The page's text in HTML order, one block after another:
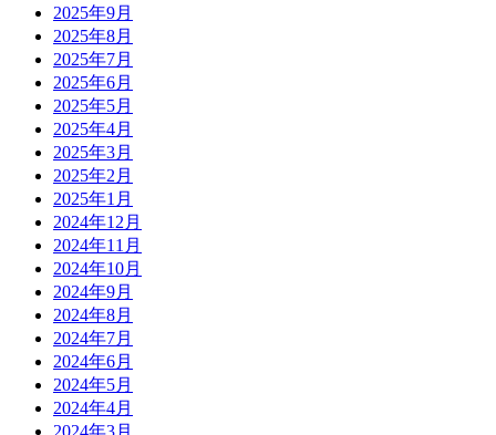
2025年9月
2025年8月
2025年7月
2025年6月
2025年5月
2025年4月
2025年3月
2025年2月
2025年1月
2024年12月
2024年11月
2024年10月
2024年9月
2024年8月
2024年7月
2024年6月
2024年5月
2024年4月
2024年3月